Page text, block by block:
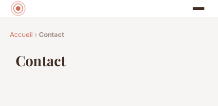
Accueil › Contact
Contact